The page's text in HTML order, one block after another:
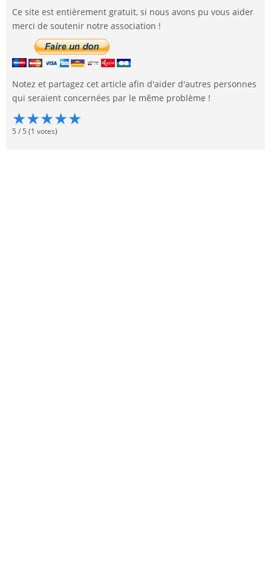
Ce site est entièrement gratuit, si nous avons pu vous aider
merci de soutenir notre association !
Notez et partagez cet article afin d'aider d'autres personnes
qui seraient concernées par le même problème !
★★★★★
5 / 5 (1 votes)